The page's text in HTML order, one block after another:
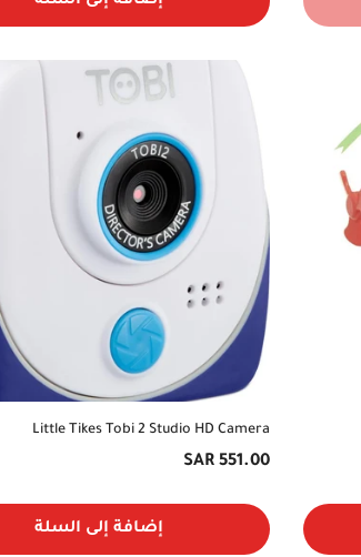
Little Tikes Tobi 2 Studio HD Camera
السعر
551.00 SAR
إضافة إلى السلة
Confirm your age
No, I'm not